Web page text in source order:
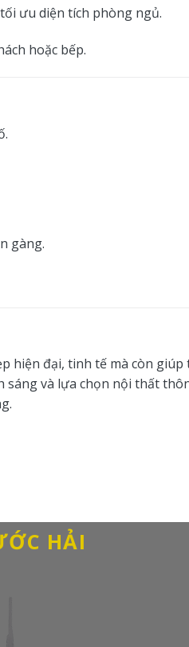
ưu diện tích phòng ngủ.
hoặc bếp.
gàng.
hiện đại, tinh tế mà còn
sáng và lựa chọn nội thất
HẢI